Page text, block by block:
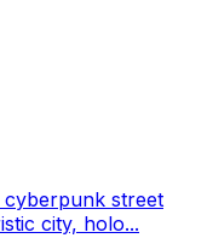
street
city, holo...